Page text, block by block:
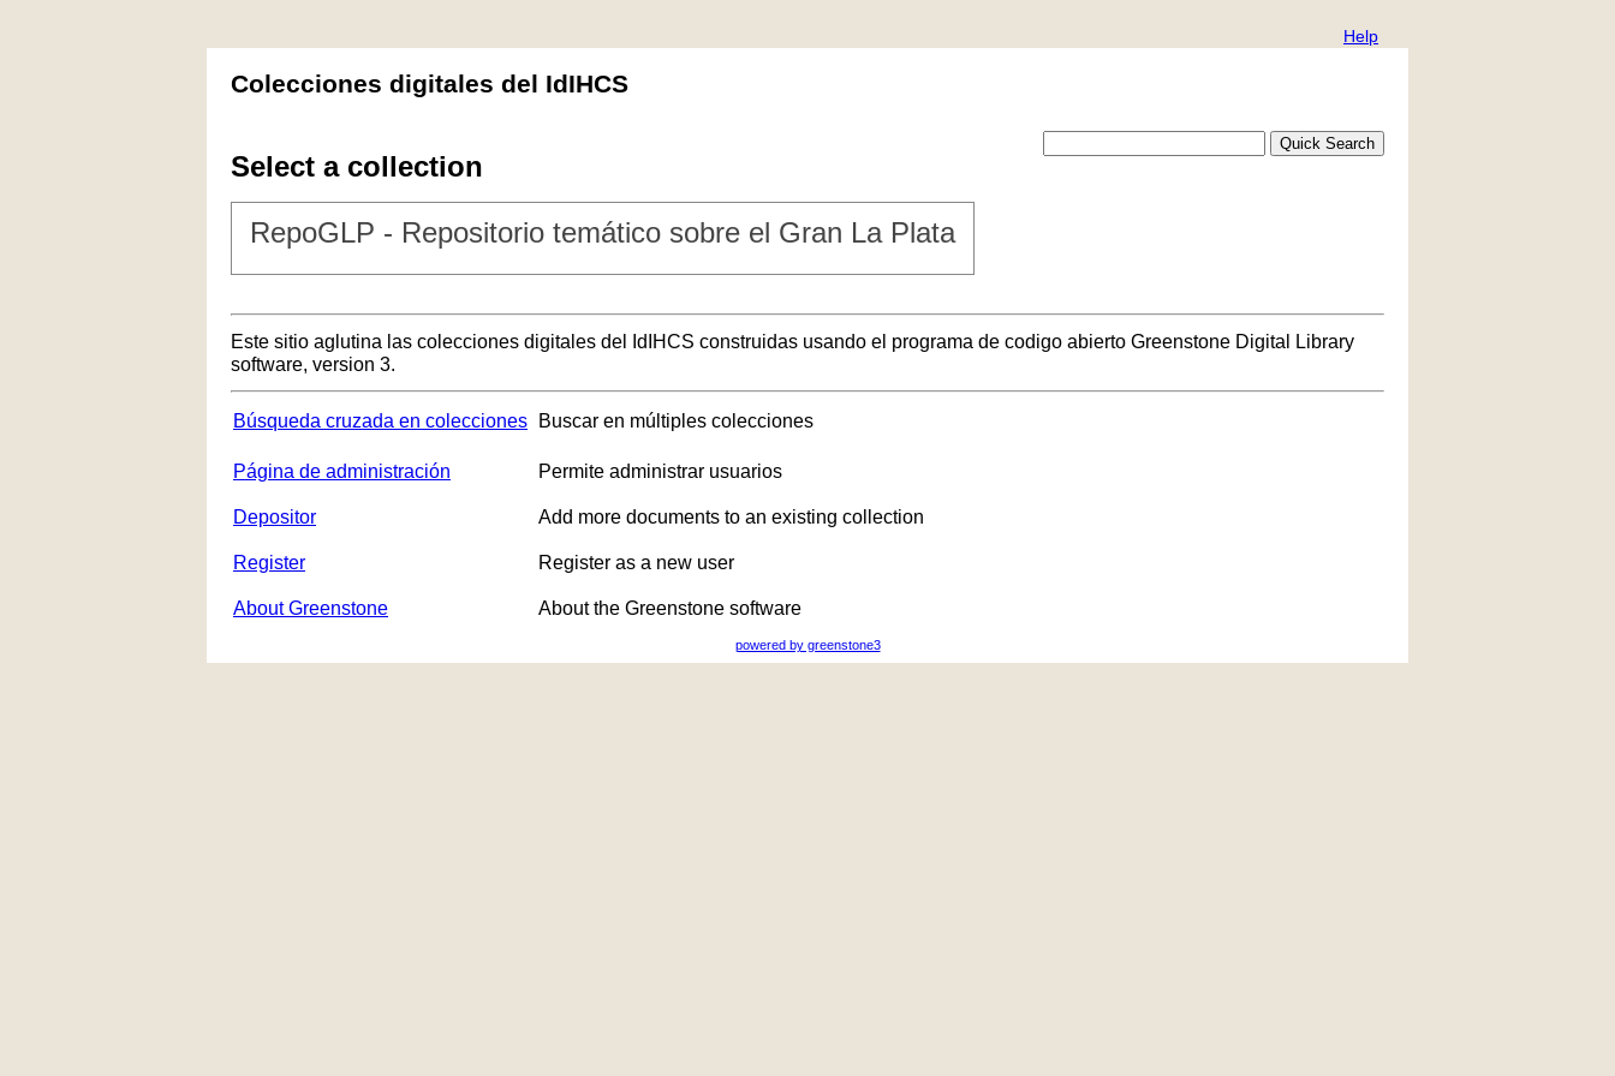
Help
Colecciones digitales del IdIHCS
Select a collection
RepoGLP - Repositorio temático sobre el Gran La Plata
Este sitio aglutina las colecciones digitales del IdIHCS construidas usando el programa de codigo abierto Greenstone Digital Library
software, version 3.
Búsqueda cruzada en colecciones Buscar en múltiples colecciones
Página de administración Permite administrar usuarios
Depositor Add more documents to an existing collection
Register Register as a new user
About Greenstone About the Greenstone software
powered by greenstone3